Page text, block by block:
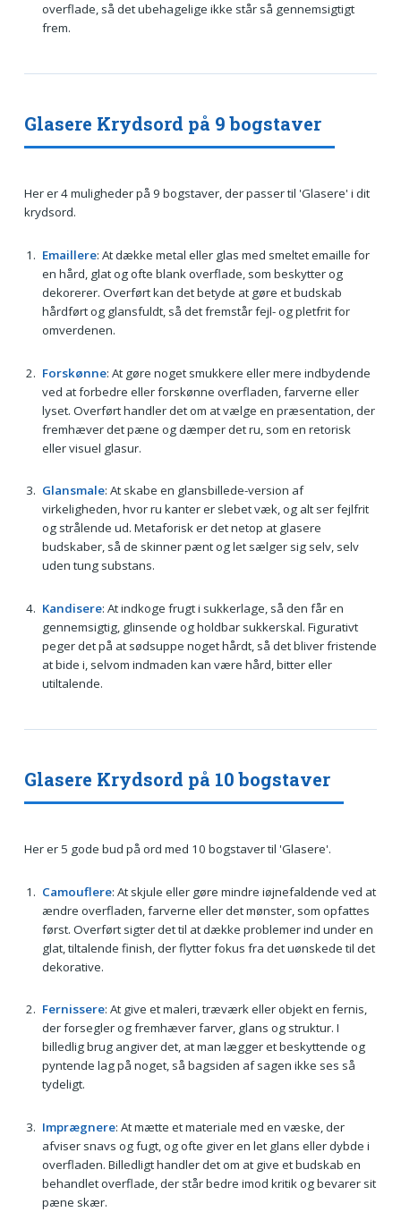
overflade, så det ubehagelige ikke står så gennemsigtigt
frem.
Glasere Krydsord på 9 bogstaver
Her er 4 muligheder på 9 bogstaver, der passer til 'Glasere' i dit
krydsord.
Emaillere: At dække metal eller glas med smeltet emaille for
en hård, glat og ofte blank overflade, som beskytter og
dekorerer. Overført kan det betyde at gøre et budskab
hårdført og glansfuldt, så det fremstår fejl- og pletfrit for
omverdenen.
Forskønne: At gøre noget smukkere eller mere indbydende
ved at forbedre eller forskønne overfladen, farverne eller
lyset. Overført handler det om at vælge en præsentation, der
fremhæver det pæne og dæmper det ru, som en retorisk
eller visuel glasur.
Glansmale: At skabe en glansbillede-version af
virkeligheden, hvor ru kanter er slebet væk, og alt ser fejlfrit
og strålende ud. Metaforisk er det netop at glasere
budskaber, så de skinner pænt og let sælger sig selv, selv
uden tung substans.
Kandisere: At indkoge frugt i sukkerlage, så den får en
gennemsigtig, glinsende og holdbar sukkerskal. Figurativt
peger det på at sødsuppe noget hårdt, så det bliver fristende
at bide i, selvom indmaden kan være hård, bitter eller
utiltalende.
Glasere Krydsord på 10 bogstaver
Her er 5 gode bud på ord med 10 bogstaver til 'Glasere'.
Camouflere: At skjule eller gøre mindre iøjnefaldende ved at
ændre overfladen, farverne eller det mønster, som opfattes
først. Overført sigter det til at dække problemer ind under en
glat, tiltalende finish, der flytter fokus fra det uønskede til det
dekorative.
Fernissere: At give et maleri, træværk eller objekt en fernis,
der forsegler og fremhæver farver, glans og struktur. I
billedlig brug angiver det, at man lægger et beskyttende og
pyntende lag på noget, så bagsiden af sagen ikke ses så
tydeligt.
Imprægnere: At mætte et materiale med en væske, der
afviser snavs og fugt, og ofte giver en let glans eller dybde i
overfladen. Billedligt handler det om at give et budskab en
behandlet overflade, der står bedre imod kritik og bevarer sit
pæne skær.